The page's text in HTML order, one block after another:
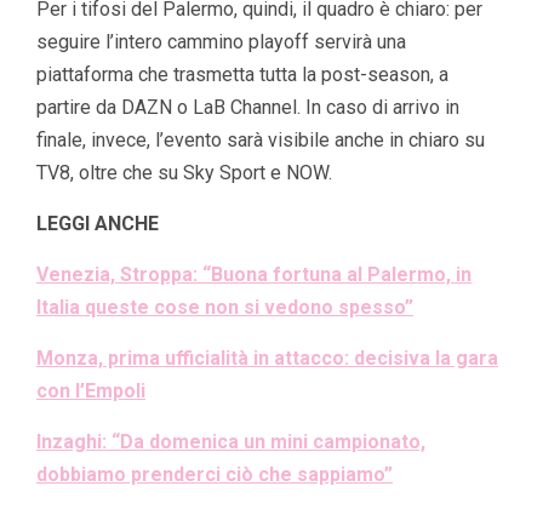
Per i tifosi del Palermo, quindi, il quadro è chiaro: per
seguire l’intero cammino playoff servirà una
piattaforma che trasmetta tutta la post-season, a
partire da DAZN o LaB Channel. In caso di arrivo in
finale, invece, l’evento sarà visibile anche in chiaro su
TV8, oltre che su Sky Sport e NOW.
LEGGI ANCHE
Venezia, Stroppa: “Buona fortuna al Palermo, in
Italia queste cose non si vedono spesso”
Monza, prima ufficialità in attacco: decisiva la gara
con l’Empoli
Inzaghi: “Da domenica un mini campionato,
dobbiamo prenderci ciò che sappiamo”